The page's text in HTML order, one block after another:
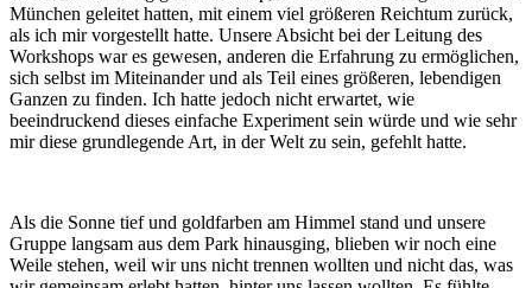
München geleitet hatten, mit einem viel größeren Reichtum zurück,
als ich mir vorgestellt hatte. Unsere Absicht bei der Leitung des
Workshops war es gewesen, anderen die Erfahrung zu ermöglichen,
sich selbst im Miteinander und als Teil eines größeren, lebendigen
Ganzen zu finden. Ich hatte jedoch nicht erwartet, wie
beeindruckend dieses einfache Experiment sein würde und wie sehr
mir diese grundlegende Art, in der Welt zu sein, gefehlt hatte.
Als die Sonne tief und goldfarben am Himmel stand und unsere
Gruppe langsam aus dem Park hinausging, blieben wir noch eine
Weile stehen, weil wir uns nicht trennen wollten und nicht das, was